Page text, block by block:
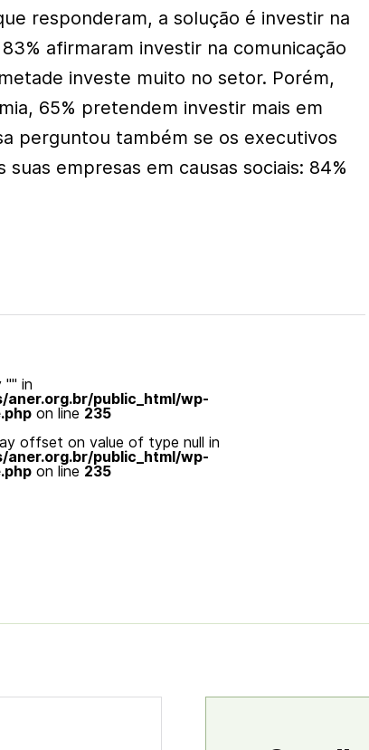
responderam, a solução é investir na
afirmaram investir na comunicação
investe muito no setor. Porém,
65% pretendem investir mais em
perguntou também se os executivos
empresas em causas sociais: 84%
"" in
aner.org.br/public_html/wp-
on line 235
offset on value of type null in
aner.org.br/public_html/wp-
on line 235